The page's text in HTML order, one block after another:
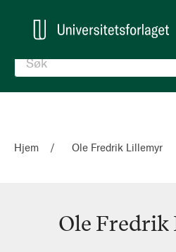
Hjem Ole Fredrik Lillemyr
Ole